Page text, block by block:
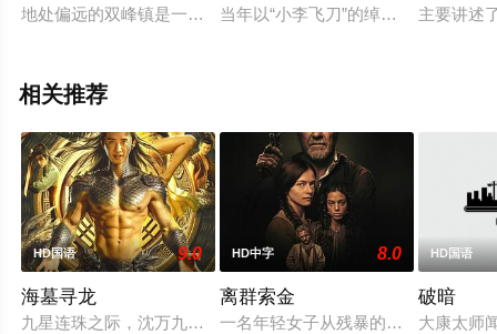
地处偏远的双峰镇是一个匪患猖獗的蛮荒所在，被称作美髯公
当年以“小李飞刀”的绰号名震江湖的
主要讲述
相关推荐
HD国语 9.0
海墓寻龙
九星连珠之际，沈万九海墓随岛浮现，引发各方势力觊觎。江
HD中字 8.0
离群索金
一名年轻女子从残暴的亡命团伙手中
HD国语
破暗
大康太师